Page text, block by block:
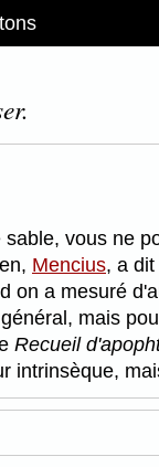
vous ne
Mencius, a dit
on a mesuré
mais
Recueil
intrinsèque,